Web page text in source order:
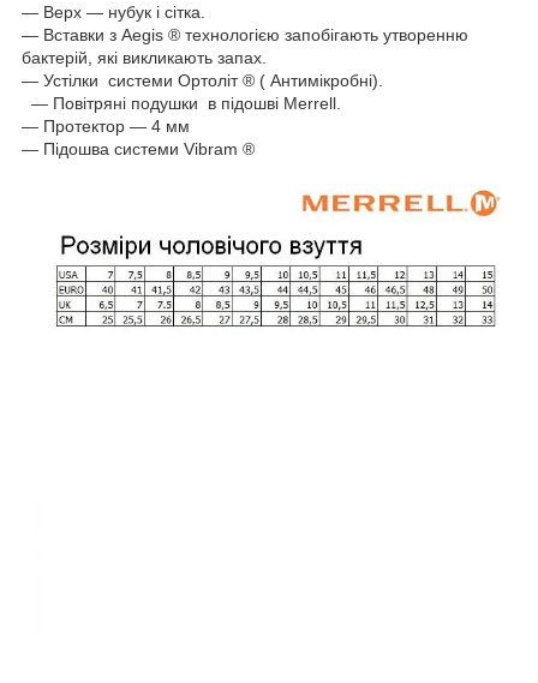
― Верх — нубук і сітка.
― Вставки з Aegis ® технологією запобігають утворенню
бактерій, які викликають запах.
― Устілки системи Ортоліт ® ( Антимікробні).
― Повітряні подушки в підошві Merrell.
— Протектор — 4 мм
― Підошва системи Vibram ®